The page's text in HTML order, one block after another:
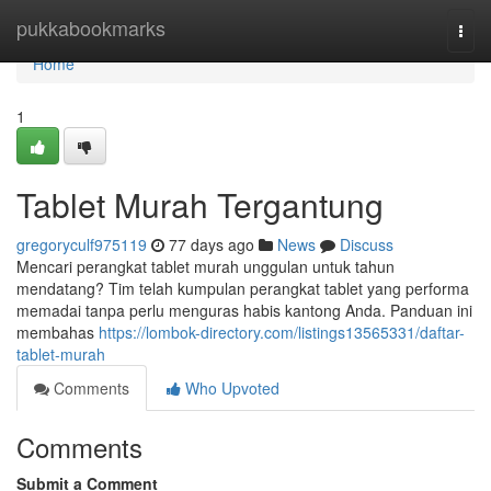
pukkabookmarks
Home
Home
1
Tablet Murah Tergantung
gregoryculf975119 77 days ago News
Discuss
Mencari perangkat tablet murah unggulan untuk tahun
mendatang? Tim telah kumpulan perangkat tablet yang performa
memadai tanpa perlu menguras habis kantong Anda. Panduan ini
membahas https://lombok-directory.com/listings13565331/daftar-
tablet-murah
Comments
Who Upvoted
Comments
Submit a Comment